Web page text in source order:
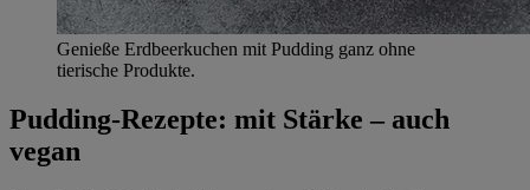
Genieße Erdbeerkuchen mit Pudding ganz ohne
tierische Produkte.
Pudding-Rezepte: mit Stärke – auch
vegan